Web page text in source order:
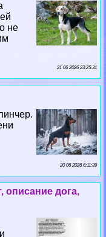
не
21 06 2026 23:25:31
20 06 2026 6:11:39
описание дога,